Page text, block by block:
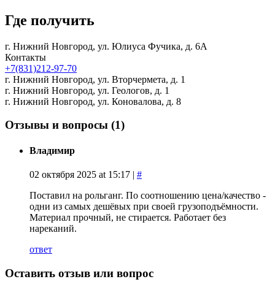
Где получить
г. Нижний Новгород, ул. Юлиуса Фучика, д. 6А
Контакты
+7(831)212-97-70
г. Нижний Новгород, ул. Вторчермета, д. 1
г. Нижний Новгород, ул. Геологов, д. 1
г. Нижний Новгород, ул. Коновалова, д. 8
Отзывы и вопросы (1)
Владимир
02 октября 2025 at 15:17 | #
Поставил на рольганг. По соотношению цена/качество -
одни из самых дешёвых при своей грузоподъёмности.
Материал прочный, не стирается. Работает без
нареканий.
ответ
Оставить отзыв или вопрос